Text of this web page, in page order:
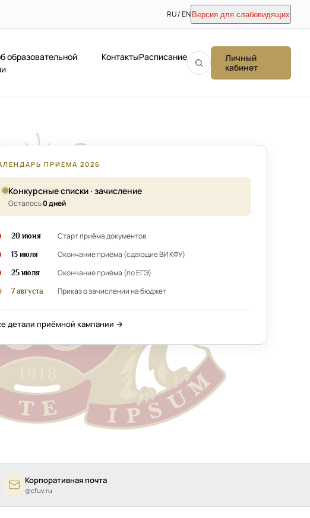
RU / EN Версия для слабовидящих
образовательной
КонтактыРасписание
Личный
кабинет
ПРИЁМА 2026
Конкурсные списки · зачисление
Осталось0 дней
20 июня Старт приёма документов
13 июля Окончание приёма (сдающие ВИ КФУ)
25 июля Окончание приёма (по ЕГЭ)
7 августа Приказ о зачислении на бюджет
детали приёмной кампании →
Корпоративная почта
@cfuv.ru